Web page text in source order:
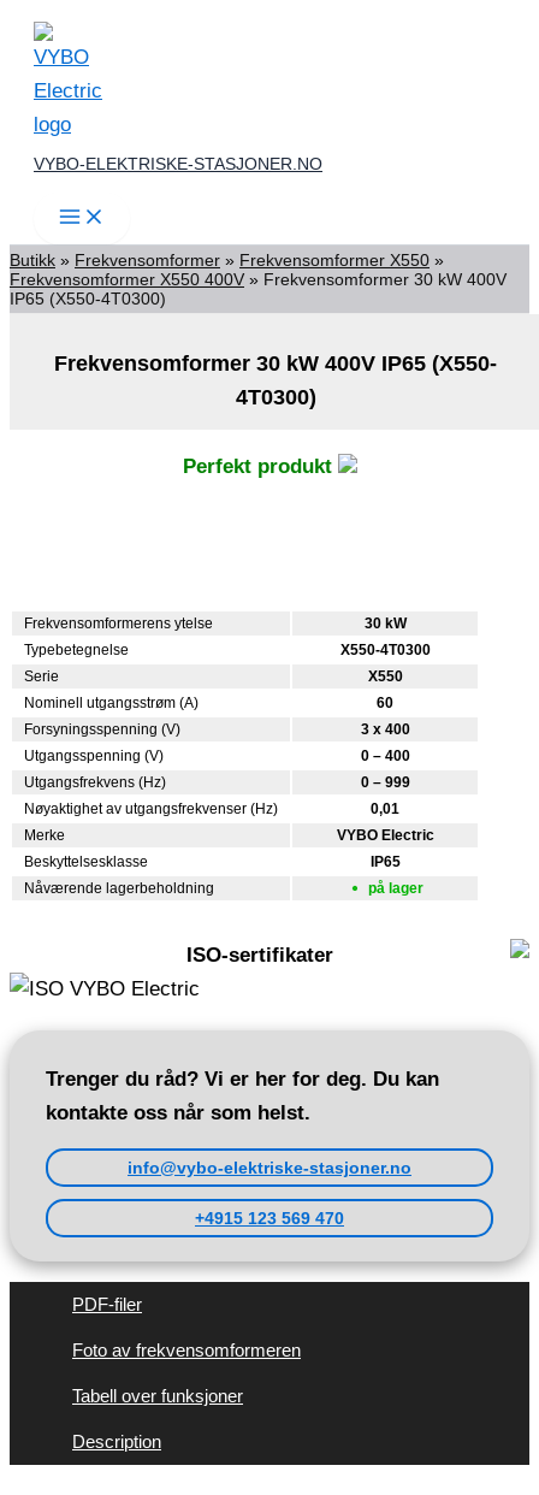
Skip
content
VYBO-ELEKTRISKE-STASJONER.NO
Butikk » Frekvensomformer » Frekvensomformer X550 »
Frekvensomformer X550 400V » Frekvensomformer 30 kW 400V
IP65 (X550-4T0300)
Frekvensomformer 30 kW 400V IP65 (X550-
4T0300)
Perfekt produkt
Frekvensomformerens ytelse
30 kW
Typebetegnelse
X550-4T0300
Serie
X550
Nominell utgangsstrøm (A)
60
Forsyningsspenning (V)
3 x 400
Utgangsspenning (V)
0 – 400
Utgangsfrekvens (Hz)
0 – 999
Nøyaktighet av utgangsfrekvenser (Hz)
0,01
Merke
VYBO Electric
Beskyttelsesklasse
IP65
Nåværende lagerbeholdning
på lager
ISO-sertifikater
Trenger du råd? Vi er her for deg. Du kan
kontakte oss når som helst.
info@vybo-elektriske-stasjoner.no
+4915 123 569 470
PDF-filer
Foto av frekvensomformeren
Tabell over funksjoner
Description